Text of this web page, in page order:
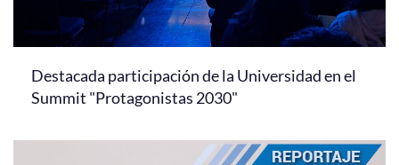
Destacada participación de la Universidad en el
Summit "Protagonistas 2030"